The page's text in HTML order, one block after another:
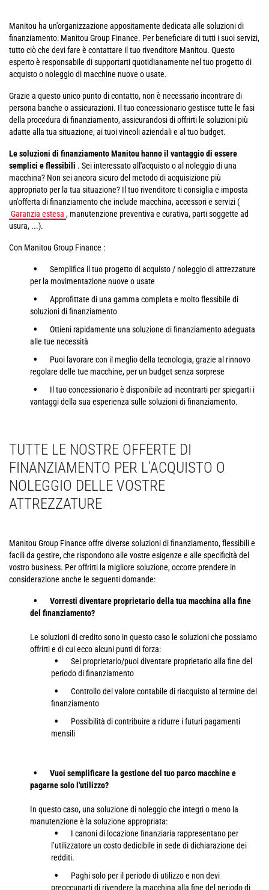
Manitou ha un'organizzazione appositamente dedicata alle soluzioni di
finanziamento: Manitou Group Finance. Per beneficiare di tutti i suoi servizi,
tutto ciò che devi fare è contattare il tuo rivenditore Manitou. Questo
esperto è responsabile di supportarti quotidianamente nel tuo progetto di
acquisto o noleggio di macchine nuove o usate.
Grazie a questo unico punto di contatto, non è necessario incontrare di
persona banche o assicurazioni. Il tuo concessionario gestisce tutte le fasi
della procedura di finanziamento, assicurandosi di offrirti le soluzioni più
adatte alla tua situazione, ai tuoi vincoli aziendali e al tuo budget.
Le soluzioni di finanziamento Manitou hanno il vantaggio di essere
semplici e flessibili . Sei interessato all'acquisto o al noleggio di una
macchina? Non sei ancora sicuro del metodo di acquisizione più
appropriato per la tua situazione? Il tuo rivenditore ti consiglia e imposta
un'offerta di finanziamento che include macchina, accessori e servizi (
Garanzia estesa , manutenzione preventiva e curativa, parti soggette ad
usura, ...).
Con Manitou Group Finance :
Semplifica il tuo progetto di acquisto / noleggio di attrezzature
per la movimentazione nuove o usate
Approfittate di una gamma completa e molto flessibile di
soluzioni di finanziamento
Ottieni rapidamente una soluzione di finanziamento adeguata
alle tue necessità
Puoi lavorare con il meglio della tecnologia, grazie al rinnovo
regolare delle tue macchine, per un budget senza sorprese
Il tuo concessionario è disponibile ad incontrarti per spiegarti i
vantaggi della sua esperienza sulle soluzioni di finanziamento.
TUTTE LE NOSTRE OFFERTE DI
FINANZIAMENTO PER L'ACQUISTO O
NOLEGGIO DELLE VOSTRE
ATTREZZATURE
Manitou Group Finance offre diverse soluzioni di finanziamento, flessibili e
facili da gestire, che rispondono alle vostre esigenze e alle specificità del
vostro business. Per offrirti la migliore soluzione, occorre prendere in
considerazione anche le seguenti domande:
Vorresti diventare proprietario della tua macchina alla fine
del finanziamento?
Le soluzioni di credito sono in questo caso le soluzioni che possiamo
offrirti e di cui ecco alcuni punti di forza:
Sei proprietario/puoi diventare proprietario alla fine del
periodo di finanziamento
Controllo del valore contabile di riacquisto al termine del
finanziamento
Possibilità di contribuire a ridurre i futuri pagamenti
mensili
Vuoi semplificare la gestione del tuo parco macchine e
pagarne solo l'utilizzo?
In questo caso, una soluzione di noleggio che integri o meno la
manutenzione è la soluzione appropriata:
I canoni di locazione finanziaria rappresentano per
l’utilizzatore un costo dedicibile in sede di dichiarazione dei
redditi.
Paghi solo per il periodo di utilizzo e non devi
preoccuparti di rivendere la macchina alla fine del periodo di